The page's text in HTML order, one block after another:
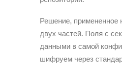
Решение, примененное
двух частей. Поля с
данными в самой
шифруем через